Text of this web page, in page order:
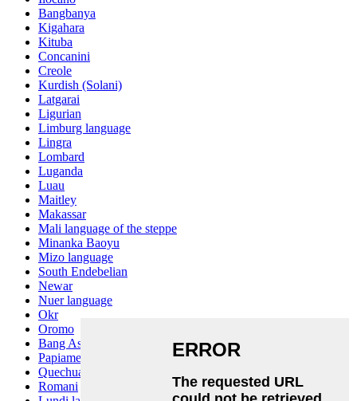
Bangbanya
Kigahara
Kituba
Concanini
Creole
Kurdish (Solani)
Latgarai
Ligurian
Limburg language
Lingra
Lombard
Luganda
Luau
Maitley
Makassar
Mali language of the steppe
Minanka Baoyu
Mizo language
South Endebelian
Newar
Nuer language
Okr
Oromo
Bang Ashinan
Papiamento
Quechua
Romani